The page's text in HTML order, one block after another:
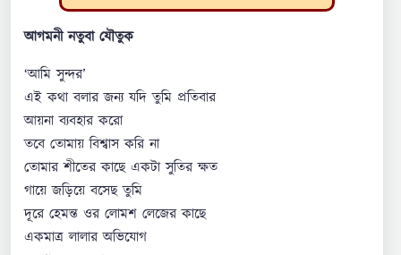
আগমনী নতুবা যৌতুক
‘আমি সুন্দর’
এই কথা বলার জন্য যদি তুমি প্রতিবার
আয়না ব্যবহার করো
তবে তোমায় বিশ্বাস করি না
তোমার শীতের কাছে একটা সুতির ক্ষত
গায়ে জড়িয়ে বসেছ তুমি
দূরে হেমন্ত ওর লোমশ লেজের কাছে
একমাত্র লালার অভিযোগ